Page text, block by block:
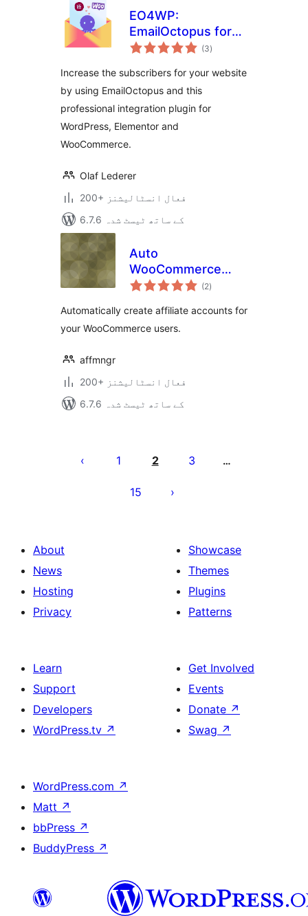
EO4WP:
EmailOctopus for
WordPress
(3مجموعی
درجہ
)
Increase the subscribers for your website
by using EmailOctopus and this
professional integration plugin for
WordPress, Elementor and
WooCommerce.
Olaf Lederer
200+ فعال انسٹالیشنز
6.7.6 کے ساتھ ٹیسٹ شدہ
Auto
WooCommerce
Affiliate Account
(2مجموعی
درجہ
)
Automatically create affiliate accounts for
your WooCommerce users.
affmngr
200+ فعال انسٹالیشنز
6.7.6 کے ساتھ ٹیسٹ شدہ
pagination
1 2 3 …
15
About
News
Hosting
Privacy
Showcase
Themes
Plugins
Patterns
Learn
Support
Developers
WordPress.tv ↗
Get Involved
Events
Donate ↗
Swag ↗
WordPress.com ↗
Matt ↗
bbPress ↗
BuddyPress ↗